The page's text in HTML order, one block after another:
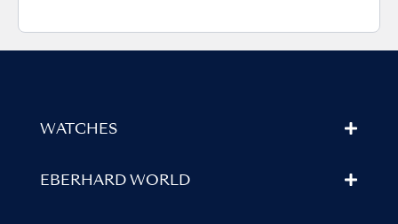
WATCHES
EBERHARD WORLD